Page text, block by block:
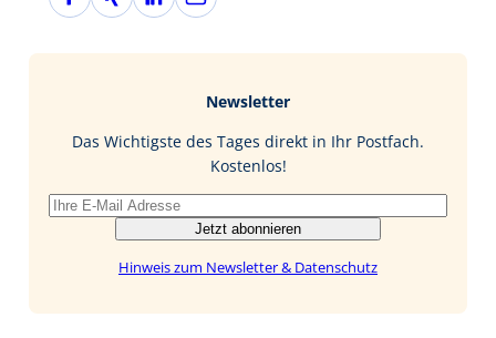
a
i
i
I
-
Newsletter
Das Wichtigste des Tages direkt in Ihr Postfach.
Kostenlos!
Jetzt abonnieren
Hinweis zum Newsletter & Datenschutz